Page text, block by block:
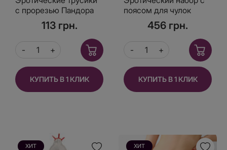
с прорезью Пандора
113 грн.
КУПИТЬ В 1 КЛИК
поясом для чулок
Пандора (чулков в
наборе нет)456 грн.
КУПИТЬ В 1 КЛИК
ХИТ ХИТ